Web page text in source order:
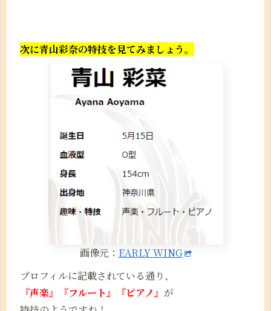
次に青山彩奈の特技を見てみましょう。
画像元： EARLY WING
プロフィルに記載されている通り、
『声楽』『フルート』『ピアノ』 が